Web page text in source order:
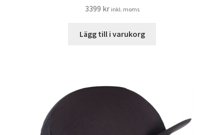
3399 kr inkl. moms
Lägg till i varukorg